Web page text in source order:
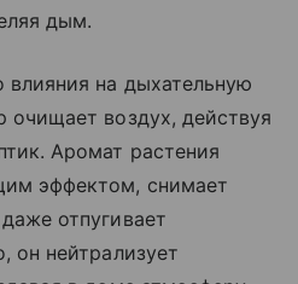
дым.
на дыхательную
очищает воздух, действуя
Аромат растения
эффектом, снимает
отпугивает
он нейтрализует